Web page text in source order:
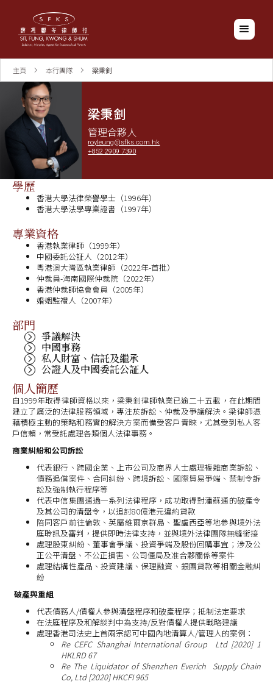
主頁 本行團隊 梁秉釗
梁秉釗
管理合夥人
royleung@sfks.com.hk
+852 2909 7390
個人簡歷
自1999年取得律師資格以來，梁秉釗律師執業已逾二十五載，在此期間
建立了廣泛的法律服務領域，專注於訴訟、仲裁及爭議解決。梁律師憑
藉積極主動的策略和務實的解決方案而備受客戶青睞，尤其受到私人客
戶信賴，常受託處理各類個人法律事務。
商業糾紛和公司訴訟
代表銀行、跨國企業、上市公司及商界人士處理複雜商業訴訟、
債務追償案件、合同糾紛、跨境訴訟、國際貿易爭端、禁制令訴
訟及強制執行程序等
代表中信集團通過一系列法律程序，成功取得對潘蘇通的破產令
及其公司的清盤令，以追討80億港元違約貸款
陪同客戶前往倫敦、英屬維爾京群島、聖盧西亞等地參與境外法
庭聆訊及審判，提供即時法律支持，並與境外法律團隊無縫銜接
處理股東糾紛、董事會爭議、投資爭端及股份回購事宜；涉及公
正公平清盤、不公正損害、公司僵局及准合夥關係等案件
處理結構性產品、投資建議、保理融資、銀團貸款等相關金融糾
紛
破產與重組
代表債務人/債權人參與清盤程序和破產程序；抵制法定要求
在法庭程序及和解談判中為支持/反對債權人提供戰略建議
處理香港司法史上首兩宗認可中國內地清算人/管理人的案例：
Re CEFC Shanghai International Group Ltd [2020] 1
HKLRD 67
Re The Liquidator of Shenzhen Everich Supply Chain
Co, Ltd [2020] HKCFI 965
學歷
香港大學法律榮譽學士（1996年）
香港大學法學專業證書（1997年）
專業資格
香港執業律師（1999年）
中國委託公証人（2012年）
粵港澳大灣區執業律師（2022年-首批）
仲裁員-海南國際仲裁院（2022年）
香港仲裁師協會會員（2005年）
婚姻監禮人（2007年）
部門
爭議解決
中國事務
私人財富、信託及繼承
公證人及中國委託公証人